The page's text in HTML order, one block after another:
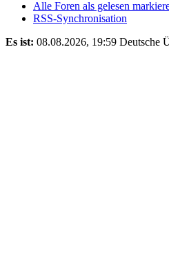
Alle Foren als gelesen
RSS-Synchronisation
Es ist: 08.08.2026, 19:59 Deutsche